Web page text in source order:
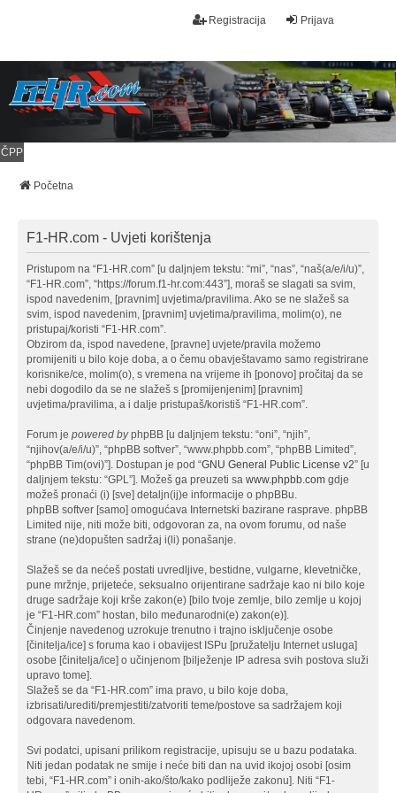
Prijava
Registracija
ČPP
Početna
F1-HR.com - Uvjeti korištenja
Pristupom na “F1-HR.com” [u daljnjem tekstu: “mi”, “nas”, “naš(a/e/i/u)”,
“F1-HR.com”, “https://forum.f1-hr.com:443”], moraš se slagati sa svim,
ispod navedenim, [pravnim] uvjetima/pravilima. Ako se ne slažeš sa
svim, ispod navedenim, [pravnim] uvjetima/pravilima, molim(o), ne
pristupaj/koristi “F1-HR.com”.
Obzirom da, ispod navedene, [pravne] uvjete/pravila možemo
promijeniti u bilo koje doba, a o čemu obavještavamo samo registrirane
korisnike/ce, molim(o), s vremena na vrijeme ih [ponovo] pročitaj da se
nebi dogodilo da se ne slažeš s [promijenjenim] [pravnim]
uvjetima/pravilima, a i dalje pristupaš/koristiš “F1-HR.com”.
Forum je powered byphpBB [u daljnjem tekstu: “oni”, “njih”,
“njihov(a/e/i/u)”, “phpBB softver”, “www.phpbb.com”, “phpBB Limited”,
“phpBB Tim(ovi)”]. Dostupan je pod “GNU General Public License v2” [u
daljnjem tekstu: “GPL”]. Možeš ga preuzeti sa www.phpbb.com gdje
možeš pronaći (i) [sve] detaljn(ij)e informacije o phpBBu.
phpBB softver [samo] omogućava Internetski bazirane rasprave. phpBB
Limited nije, niti može biti, odgovoran za, na ovom forumu, od naše
strane (ne)dopušten sadržaj i(li) ponašanje.
Slažeš se da nećeš postati uvredljive, bestidne, vulgarne, klevetničke,
pune mržnje, prijeteće, seksualno orijentirane sadržaje kao ni bilo koje
druge sadržaje koji krše zakon(e) [bilo tvoje zemlje, bilo zemlje u kojoj
je “F1-HR.com” hostan, bilo međunarodni(e) zakon(e)].
Činjenje navedenog uzrokuje trenutno i trajno isključenje osobe
[činitelja/ice] s foruma kao i obavijest ISPu [pružatelju Internet usluga]
osobe [činitelja/ice] o učinjenom [bilježenje IP adresa svih postova služi
upravo tome].
Slažeš se da “F1-HR.com” ima pravo, u bilo koje doba,
izbrisati/urediti/premjestiti/zatvoriti teme/postove sa sadržajem koji
odgovara navedenom.
Svi podatci, upisani prilikom registracije, upisuju se u bazu podataka.
Niti jedan podatak ne smije i neće biti dan na uvid ikojoj osobi [osim
tebi, “F1-HR.com” i onih-ako/što/kako podliježe zakonu]. Niti “F1-